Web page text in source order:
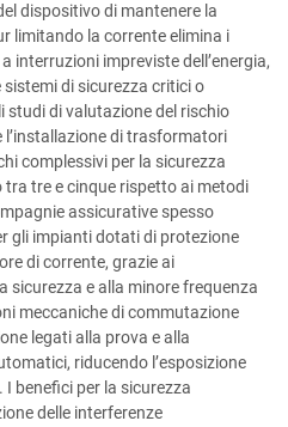
dispositivo di mantenere la
limitando la corrente elimina i
interruzioni impreviste dell’energia,
di sicurezza critici o
studi di valutazione del rischio
di trasformatori
complessivi per la sicurezza
tre e cinque rispetto ai metodi
assicurative spesso
gli impianti dotati di protezione
di corrente, grazie ai
sicurezza e alla minore frequenza
meccaniche di commutazione
legati alla prova e alla
riducendo l’esposizione
benefici per la sicurezza
delle interferenze